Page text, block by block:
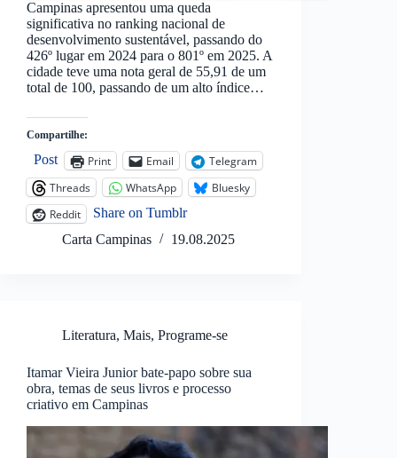
Campinas apresentou uma queda
significativa no ranking nacional de
desenvolvimento sustentável, passando do
426º lugar em 2024 para o 801º em 2025. A
cidade teve uma nota geral de 55,91 de um
total de 100, passando de um alto índice…
Compartilhe:
Post Print Email
Telegram
Threads
WhatsApp
Bluesky
Reddit
Share on Tumblr
Carta Campinas
19.08.2025
Literatura, Mais, Programe-se
Itamar Vieira Junior bate-papo sobre sua
obra, temas de seus livros e processo
criativo em Campinas